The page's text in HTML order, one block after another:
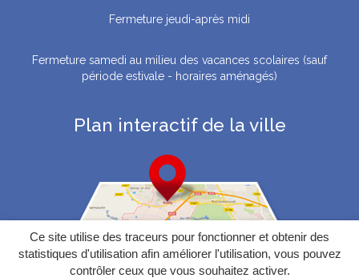
Ce site utilise des traceurs pour fonctionner et obtenir des
statistiques d'utilisation afin améliorer l'utilisation, vous pouvez
contrôler ceux que vous souhaitez activer.
Fermeture jeudi-après midi
Fermeture samedi au milieu des vacances scolaires (sauf
période estivale - horaires aménagés)
Plan interactif de la ville